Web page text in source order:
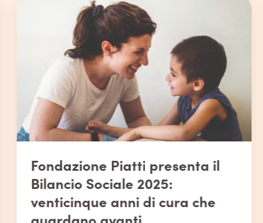
Fondazione Piatti presenta il
Bilancio Sociale 2025:
venticinque anni di cura che
guardano avanti